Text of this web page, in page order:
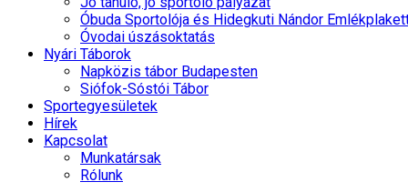
Óbuda Sportolója és Hidegkuti Nándor
Óvodai úszásoktatás
Nyári Táborok
Napközis tábor Budapesten
Siófok-Sóstói Tábor
Sportegyesületek
Hírek
Kapcsolat
Munkatársak
Rólunk